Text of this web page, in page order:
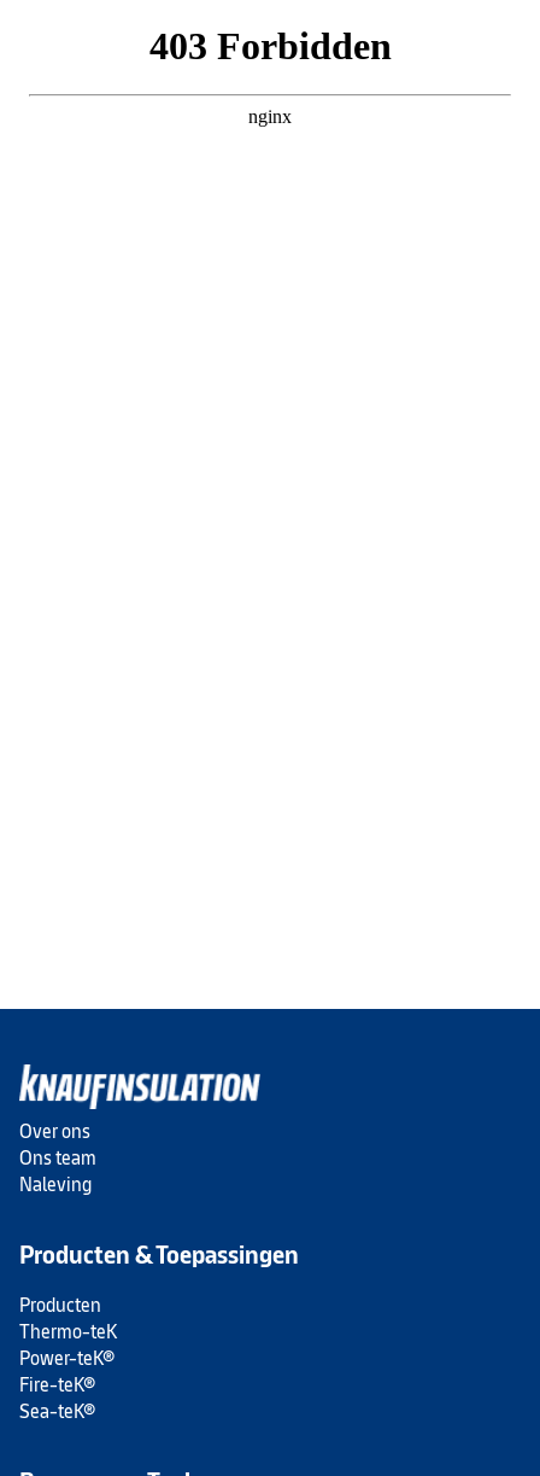
Over ons
Ons team
Naleving
Producten & Toepassingen
Producten
Thermo-teK
Power-teK®
Fire-teK®
Sea-teK®